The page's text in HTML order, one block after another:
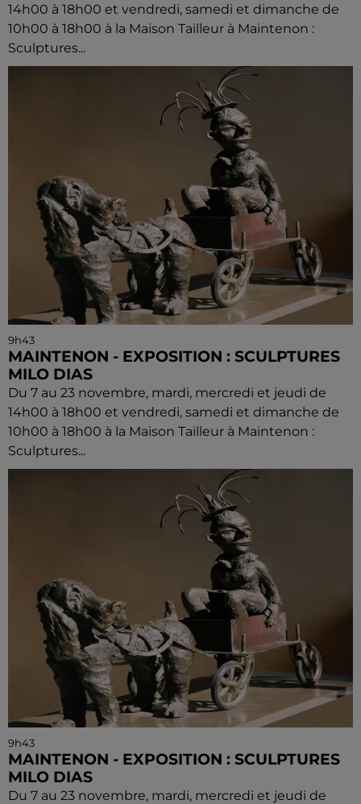
14h00 à 18h00 et vendredi, samedi et dimanche de
10h00 à 18h00 à la Maison Tailleur à Maintenon :
Sculptures...
9h43
MAINTENON - EXPOSITION : SCULPTURES
MILO DIAS
Du 7 au 23 novembre, mardi, mercredi et jeudi de
14h00 à 18h00 et vendredi, samedi et dimanche de
10h00 à 18h00 à la Maison Tailleur à Maintenon :
Sculptures...
9h43
MAINTENON - EXPOSITION : SCULPTURES
MILO DIAS
Du 7 au 23 novembre, mardi, mercredi et jeudi de